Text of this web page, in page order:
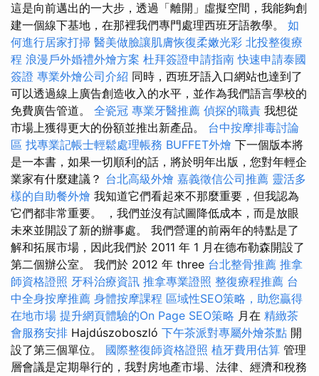
這是向前邁出的一大步，透過「離開」虛擬空間，我能夠創
建一個線下基地，在那裡我們專門處理西班牙語教學。 如
何進行居家打掃 醫美做臉讓肌膚恢復柔嫩光彩 北投整復療
程 浪漫戶外婚禮外燴方案 杜拜簽證申請指南 快速申請泰國
簽證 專業外燴公司介紹 同時，西班牙語入口網站也達到了
可以透過線上廣告創造收入的水平，並作為我們語言學校的
免費廣告管道。 全瓷冠 專業牙醫推薦 偵探的職責 我想從
市場上獲得更大的份額並推出新產品。 台中按摩排毒討論
區 找專業記帳士輕鬆處理帳務 BUFFET外燴 下一個版本將
是一本書，如果一切順利的話，將於明年出版，您對年輕企
業家有什麼建議？ 台北高級外燴 嘉義徵信公司推薦 靈活多
樣的自助餐外燴 我知道它們看起來不那麼重要，但我認為
它們都非常重要。 ，我們並沒有試圖降低成本，而是放眼
未來並開設了新的辦事處。 我們營運的前兩年的特點是了
解和拓展市場，因此我們於 2011 年 1 月在德布勒森開設了
第二個辦公室。 我們於 2012 年 three 台北整骨推薦 推拿
師資格證照 牙科治療資訊 推拿專業證照 整復療程推薦 台
中全身按摩推薦 身體按摩課程 區域性SEO策略，助您贏得
在地市場 提升網頁體驗的On Page SEO策略 月在 精緻茶
會服務安排 Hajdúszoboszló 下午茶派對專屬外燴茶點 開
設了第三個單位。 國際整復師資格證照 植牙費用估算 管理
層會議是定期舉行的，我對房地產市場、法律、經濟和稅務